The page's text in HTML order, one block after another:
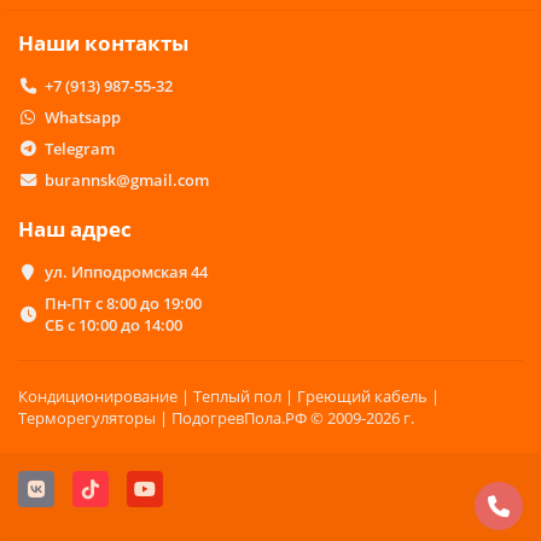
На китайском рынке мульти-сплит-систем центрального
является наиболее востребованной.
С 2018 года компания представлена на рынке Российской
Федерации и предлагает широкий ассортимент устройств для
дома: телевизоры, аудио- и кухонную технику, стиральные
машины, пылесосы, мелкую бытовую технику, а также
Наши контакты
+7 (913) 987-55-32
Whatsapp
Telegram
burannsk@gmail.com
Наш адрес
ул. Ипподромская 44
Пн-Пт с 8:00 до 19:00
СБ с 10:00 до 14:00
Кондиционирование | Теплый пол | Греющий кабель |
Терморегуляторы | ПодогревПола.РФ © 2009-2026 г.